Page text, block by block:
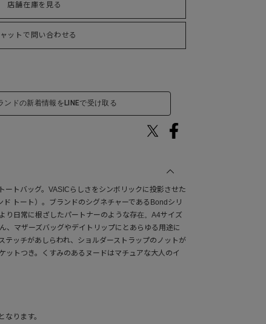
店舗在庫を見る
ットで問い合わせる
ンドの新着情報をLINEで受け取る
ートバッグ。VASICらしさをシンボリックに投影させた
トート）。ブランドのシグネチャーであるBondシリ
り日常に根ざしたパートナーのような存在。A4サイズ
、マザーズバッグやデイトリップにとあらゆる用途に
テッチがあしらわれ、ショルダーストラップのノットが
ットつき。くすみのあるヌードはマチュアな大人のイ
ります。